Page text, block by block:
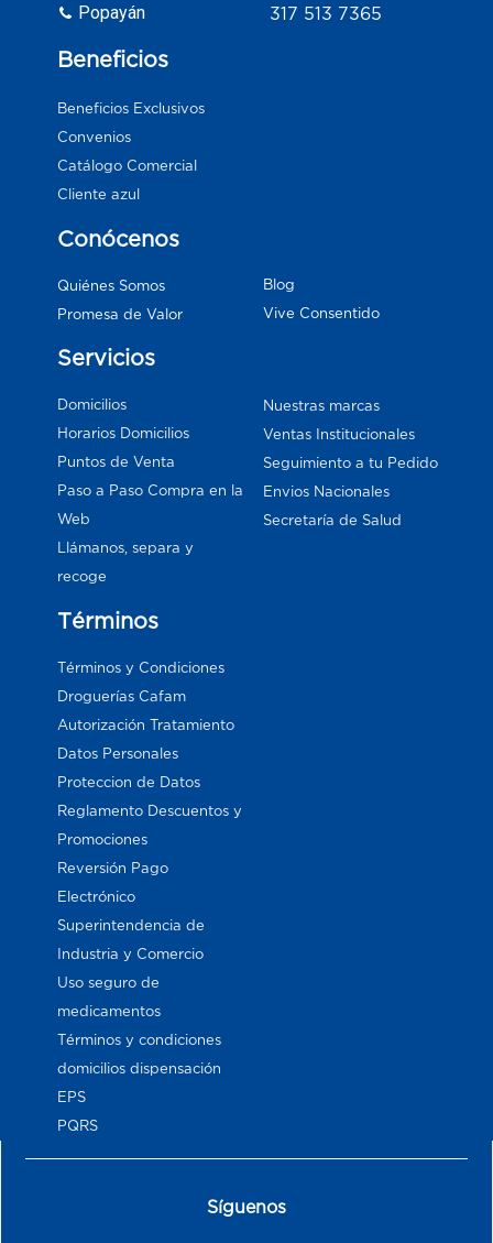
Popayán
317 513 7365
Beneficios
Beneficios Exclusivos
Convenios
Catálogo Comercial
Cliente azul
Conócenos
Quiénes Somos
Promesa de Valor
Blog
Vive Consentido
Servicios
Domicilios
Horarios Domicilios
Puntos de Venta
Paso a Paso Compra en la
Web
Llámanos, separa y
recoge
Nuestras marcas
Ventas Institucionales
Seguimiento a tu Pedido
Envios Nacionales
Secretaría de Salud
Términos
Términos y Condiciones
Droguerías Cafam
Autorización Tratamiento
Datos Personales
Proteccion de Datos
Reglamento Descuentos y
Promociones
Reversión Pago
Electrónico
Superintendencia de
Industria y Comercio
Uso seguro de
medicamentos
Términos y condiciones
domicilios dispensación
EPS
PQRS
Síguenos